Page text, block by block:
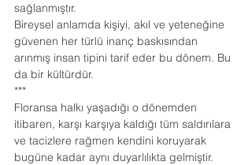
sağlanmıştır.
Bireysel anlamda kişiyi, akıl ve yeteneğine
güvenen her türlü inanç baskısından
arınmış insan tipini tarif eder bu dönem. Bu
da bir kültürdür.
***
Floransa halkı yaşadığı o dönemden
itibaren, karşı karşıya kaldığı tüm saldırılara
ve tacizlere rağmen kendini koruyarak
bugüne kadar aynı duyarlılıkta gelmiştir.